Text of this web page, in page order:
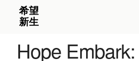
Hope